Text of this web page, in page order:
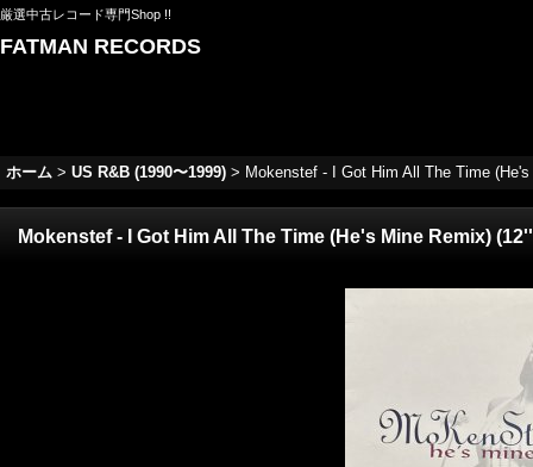
厳選中古レコード専門Shop !!
FATMAN RECORDS
ホーム > US R&B (1990〜1999) > Mokenstef - I Got Him All The Time
Mokenstef - I Got Him All The Time (He's Mine Remix)